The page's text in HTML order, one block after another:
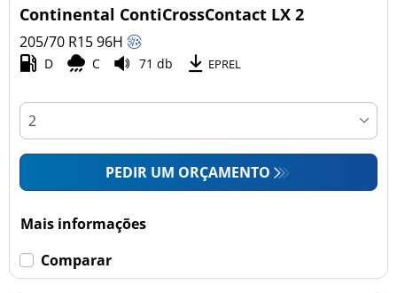
Continental ContiCrossContact LX 2
205/70 R1596H
D C 71 db EPREL
PEDIR UM ORÇAMENTO
Mais informações
Comparar